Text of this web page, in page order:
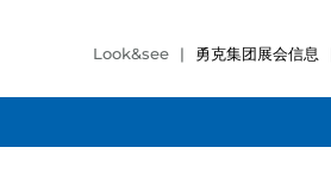
Look&see 勇克集团展会信息